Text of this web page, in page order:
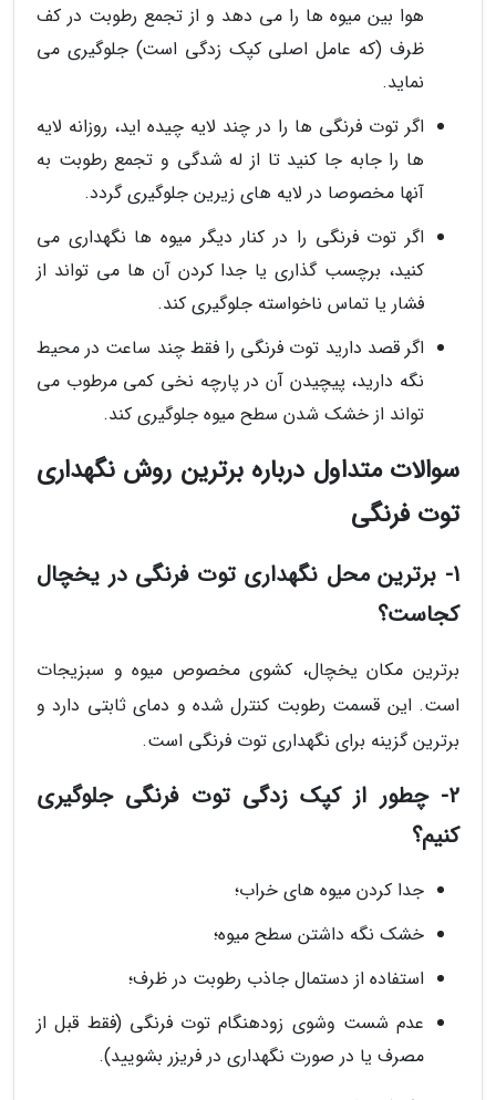
هوا بین میوه ها را می دهد و از تجمع رطوبت در کف
ظرف (که عامل اصلی کپک زدگی است) جلوگیری می
نماید.
اگر توت فرنگی ها را در چند لایه چیده اید، روزانه لایه
ها را جابه جا کنید تا از له شدگی و تجمع رطوبت به
آنها مخصوصا در لایه های زیرین جلوگیری گردد.
اگر توت فرنگی را در کنار دیگر میوه ها نگهداری می
کنید، برچسب گذاری یا جدا کردن آن ها می تواند از
فشار یا تماس ناخواسته جلوگیری کند.
اگر قصد دارید توت فرنگی را فقط چند ساعت در محیط
نگه دارید، پیچیدن آن در پارچه نخی کمی مرطوب می
تواند از خشک شدن سطح میوه جلوگیری کند.
سوالات متداول درباره برترین روش نگهداری
توت فرنگی
1- برترین محل نگهداری توت فرنگی در یخچال
کجاست؟
برترین مکان یخچال، کشوی مخصوص میوه و سبزیجات
است. این قسمت رطوبت کنترل شده و دمای ثابتی دارد و
برترین گزینه برای نگهداری توت فرنگی است.
2- چطور از کپک زدگی توت فرنگی جلوگیری
کنیم؟
جدا کردن میوه های خراب؛
خشک نگه داشتن سطح میوه؛
استفاده از دستمال جاذب رطوبت در ظرف؛
عدم شست وشوی زودهنگام توت فرنگی (فقط قبل از
مصرف یا در صورت نگهداری در فریزر بشویید).